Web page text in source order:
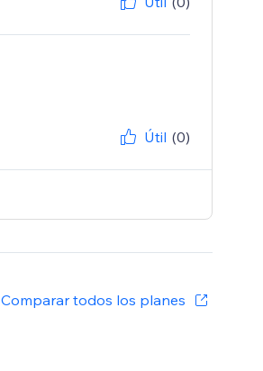
Útil (0)
Comparar todos los planes